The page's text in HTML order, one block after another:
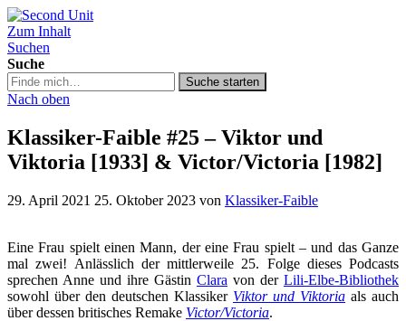
Second Unit
Zum Inhalt
Suchen
Suche
Suche
in
podcast.de/
Suche starten
Nach oben
Klassiker-Faible #25 – Viktor und
Viktoria [1933] & Victor/Victoria [1982]
29. April 2021 25. Oktober 2023 von Klassiker-Faible
Eine Frau spielt einen Mann, der eine Frau spielt – und das Ganze
mal zwei! Anlässlich der mittlerweile 25. Folge dieses Podcasts
sprechen Anne und ihre Gästin Clara von der Lili-Elbe-Bibliothek
sowohl über den deutschen Klassiker Viktor und Viktoria als auch
über dessen britisches Remake Victor/Victoria.